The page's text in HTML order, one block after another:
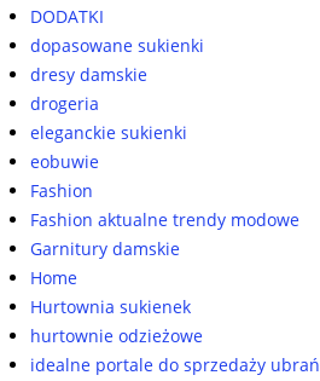
DODATKI
dopasowane sukienki
dresy damskie
drogeria
eleganckie sukienki
eobuwie
Fashion
Fashion aktualne trendy modowe
Garnitury damskie
Home
Hurtownia sukienek
hurtownie odzieżowe
idealne portale do sprzedaży ubrań